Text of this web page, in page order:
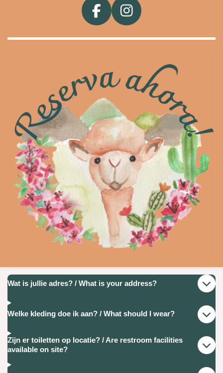
F
a
c
b
o
o
k
I
n
s
a
g
a
m
Wat is jullie adres? / What is your address?
Welke kleding doe ik aan? / What should I wear?
Zijn er toiletten op locatie? / Are restroom facilities
available on site?